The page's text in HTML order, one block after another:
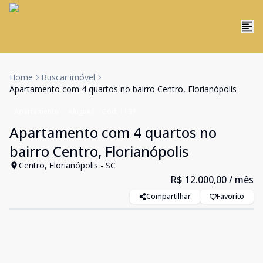
Home
Buscar imóvel
Apartamento com 4 quartos no bairro Centro, Florianópolis
Apartamento com 4 quartos no
bairro Centro, Florianópolis
Centro, Florianópolis - SC
R$ 12.000,00/ mês
Compartilhar Favorito